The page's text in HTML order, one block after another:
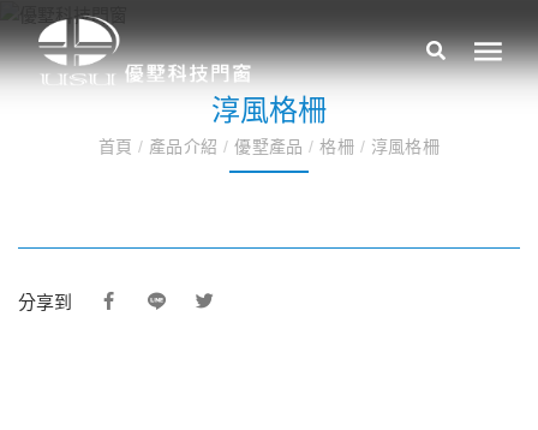
淳風格柵
首頁/ 產品介紹/ 優墅產品/ 格柵 / 淳風格柵
分享到